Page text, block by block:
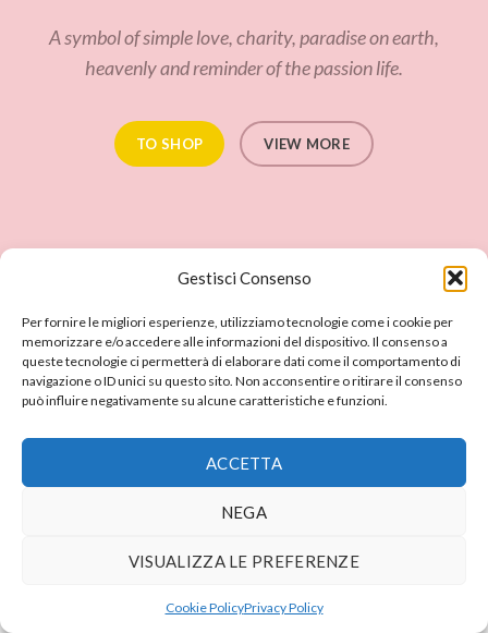
Gestisci Consenso
Per fornire le migliori esperienze, utilizziamo tecnologie come i cookie per
memorizzare e/o accedere alle informazioni del dispositivo. Il consenso a
queste tecnologie ci permetterà di elaborare dati come il comportamento di
navigazione o ID unici su questo sito. Non acconsentire o ritirare il consenso
può influire negativamente su alcune caratteristiche e funzioni.
ACCETTA
NEGA
VISUALIZZA LE PREFERENZE
Cookie PolicyPrivacy Policy
A symbol of simple love, charity, paradise on earth,
heavenly and reminder of the passion life.
TO SHOP VIEW MORE